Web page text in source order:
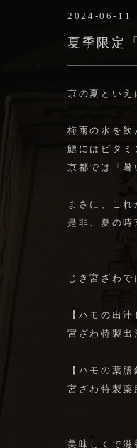
2024-06-11
夏季限定
京の夏といえ
梅雨の水を飲
鱧にはビタミ
京都では「暑
まさに、こ
是非、夏の時
じき宮ざわ
【ハモの出汁
宮ざわ特製出
【ハモの薬膳
宮ざわ特製薬
美味しくで滋